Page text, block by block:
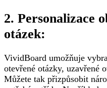
2. Personalizace
otázek:
VividBoard umožňuje
otevřené otázky, uzavřené
Můžete tak přizpůsobit